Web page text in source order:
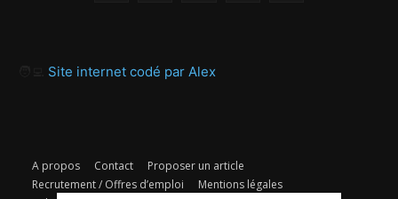
Site internet codé par Alex
A propos Contact
Proposer un article
Recrutement / Offres d’emploi
Mentions légales